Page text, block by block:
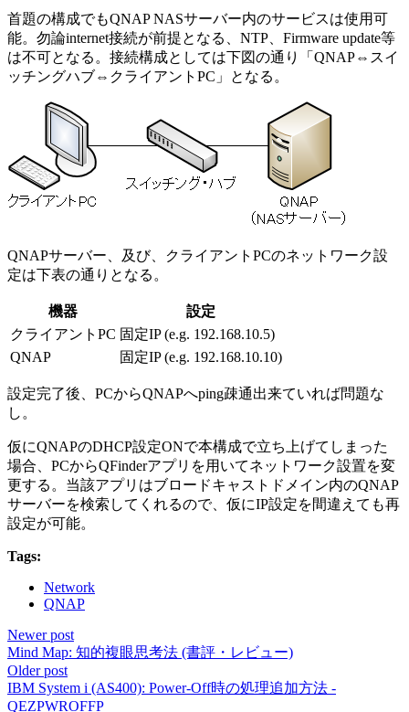
首題の構成でもQNAP NASサーバー内のサービスは使用可
能。勿論internet接続が前提となる、NTP、Firmware update等
は不可となる。接続構成としては下図の通り「QNAP⇔スイ
ッチングハブ⇔クライアントPC」となる。
QNAPサーバー、及び、クライアントPCのネットワーク設
定は下表の通りとなる。
機器
設定
クライアントPC 固定IP (e.g. 192.168.10.5)
QNAP
固定IP (e.g. 192.168.10.10)
設定完了後、PCからQNAPへping疎通出来ていれば問題な
し。
仮にQNAPのDHCP設定ONで本構成で立ち上げてしまった
場合、PCからQFinderアプリを用いてネットワーク設置を変
更する。当該アプリはブロードキャストドメイン内のQNAP
サーバーを検索してくれるので、仮にIP設定を間違えても再
設定が可能。
Tags:
Network
QNAP
Newer post
Mind Map: 知的複眼思考法 (書評・レビュー)
Older post
IBM System i (AS400): Power-Off時の処理追加方法 -
QEZPWROFFP